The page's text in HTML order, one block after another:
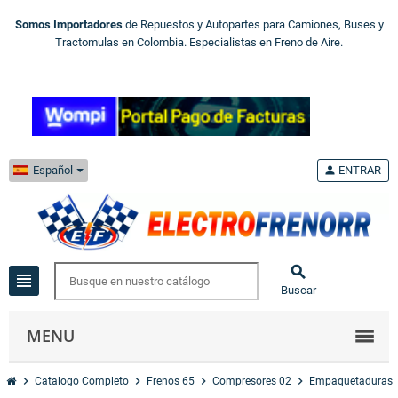
Somos Importadores de Repuestos y Autopartes para Camiones, Buses y
Tractomulas en Colombia. Especialistas en Freno de Aire.
Español
view_headline 
Buscar
person ENTRAR
MENU
chevron_right Catalogo Completo chevron_right Frenos 65 chevron_right Compresores 02 chevron_right Empaquetaduras